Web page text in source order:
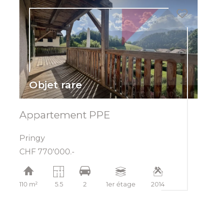
Objet rare
Appartement PPE
Pringy
CHF 770'000.-
110 m² 5.5 2 1er étage 2014